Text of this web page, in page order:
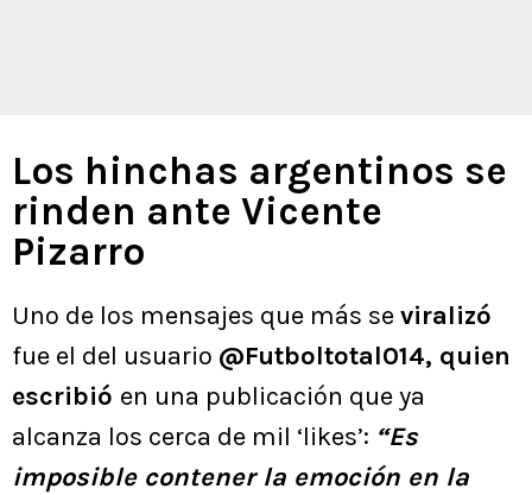
Los hinchas argentinos se
rinden ante Vicente
Pizarro
Uno de los mensajes que más seviralizó
fue el del usuario @Futboltotal014, quien
escribió en una publicación que ya
alcanza los cerca de mil ‘likes’: “Es
imposible contener la emoción en la